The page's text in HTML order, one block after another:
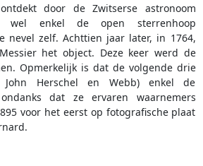
door de Zwitserse astronoom
wel enkel de open sterrenhoop
nevel zelf. Achttien jaar later, in 1764,
het object. Deze keer werd de
Opmerkelijk is dat de volgende drie
John Herschel en Webb) enkel de
dat ze ervaren waarnemers
voor het eerst op fotografische plaat